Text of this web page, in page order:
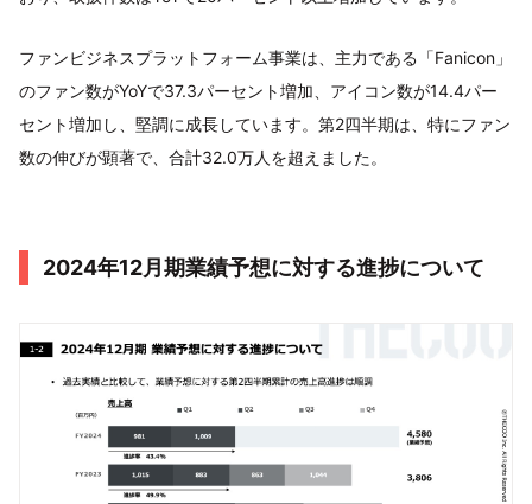
ファンビジネスプラットフォーム事業は、主力である「Fanicon」
のファン数がYoYで37.3パーセント増加、アイコン数が14.4パー
セント増加し、堅調に成長しています。第2四半期は、特にファン
数の伸びが顕著で、合計32.0万人を超えました。
2024年12月期業績予想に対する進捗について